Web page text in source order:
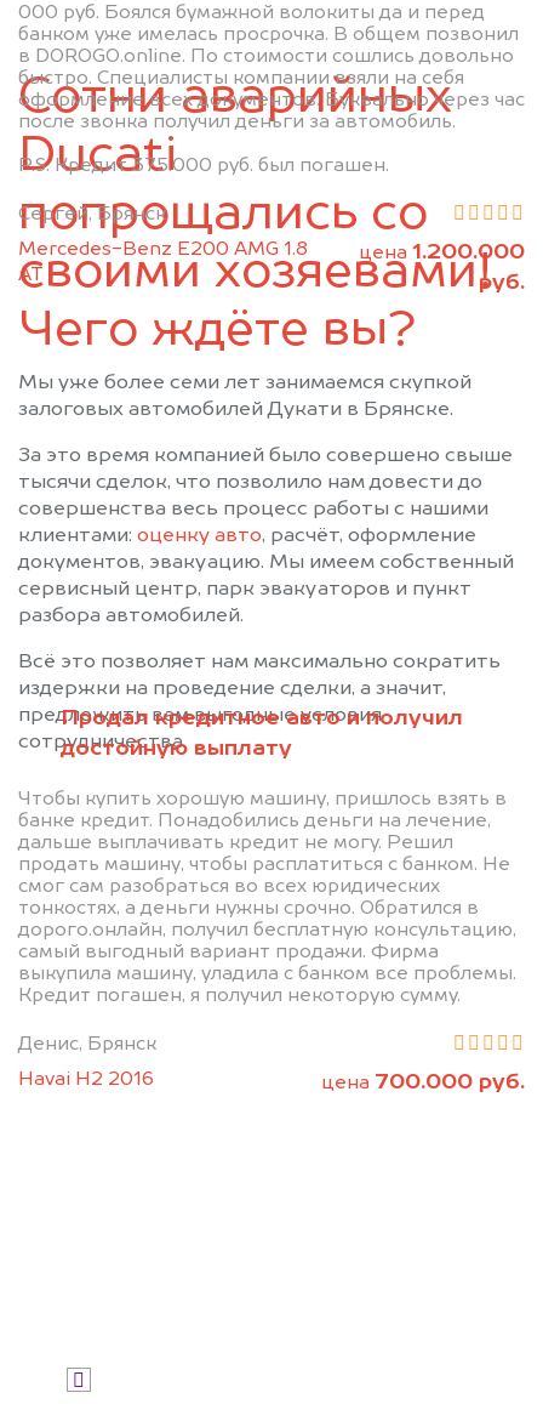
000 руб. Боялся бумажной волокиты да и перед
банком уже имелась просрочка. В общем позвонил
в DOROGO.online. По стоимости сошлись довольно
быстро. Специалисты компании взяли на себя
оформление всех документов. Буквально через час
после звонка получил деньги за автомобиль.
P.S. Кредит 375.000 руб. был погашен.
Сергей, Брянск
Mercedes-Benz E200 AMG 1.8
АТ
цена 1.200.000
руб.
Продал кредитное авто и получил
достойную выплату
Чтобы купить хорошую машину, пришлось взять в
банке кредит. Понадобились деньги на лечение,
дальше выплачивать кредит не могу. Решил
продать машину, чтобы расплатиться с банком. Не
смог сам разобраться во всех юридических
тонкостях, а деньги нужны срочно. Обратился в
дорого.онлайн, получил бесплатную консультацию,
самый выгодный вариант продажи. Фирма
выкупила машину, уладила с банком все проблемы.
Кредит погашен, я получил некоторую сумму.
Денис, Брянск
Havai H2 2016
цена 700.000 руб.
Мглин
Навля
Новозыбков
Погар
Почеп
Ржаница
Рогнедино
Севск
Стародуб
Суземка
Сураж
Трубчевск
Унеча
Сотни аварийных
Ducati
попрощались со
своими хозяевами!
Чего ждёте вы?
Мы уже более семи лет занимаемся скупкой
залоговых автомобилей Дукати в Брянске.
За это время компанией было совершено свыше
тысячи сделок, что позволило нам довести до
совершенства весь процесс работы с нашими
клиентами: оценку авто, расчёт, оформление
документов, эвакуацию. Мы имеем собственный
сервисный центр, парк эвакуаторов и пункт
разбора автомобилей.
Всё это позволяет нам максимально сократить
издержки на проведение сделки, а значит,
предложить вам выгодные условия
сотрудничества.
Позвоните нам: +7
(483) 232-00-41
рассчитаем стоимость вашего
автомобиля.